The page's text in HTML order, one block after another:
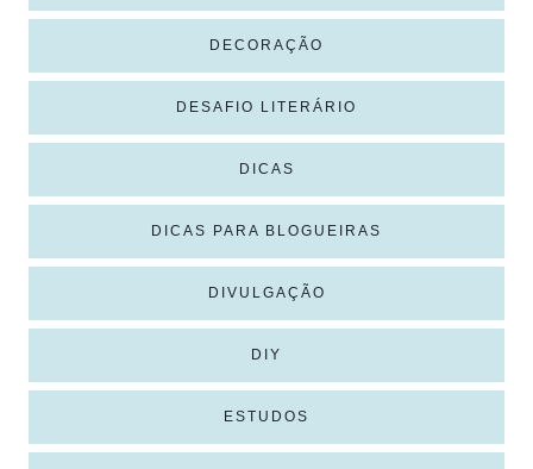
DECORAÇÃO
DESAFIO LITERÁRIO
DICAS
DICAS PARA BLOGUEIRAS
DIVULGAÇÃO
DIY
ESTUDOS